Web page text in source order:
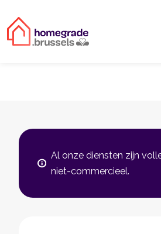
Al onze diensten zijn
niet-commercieel.